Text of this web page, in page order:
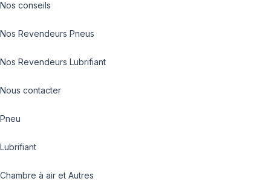
Nos conseils
Nos Revendeurs Pneus
Nos Revendeurs Lubrifiant
Nous contacter
Pneu
Lubrifiant
Chambre à air et Autres